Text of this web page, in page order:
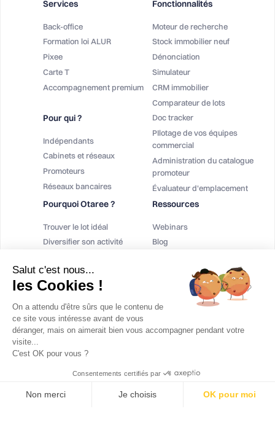
Services
Back-office
Formation loi ALUR
Pixee
Carte T
Accompagnement premium
Pour qui ?
Indépendants
Cabinets et réseaux
Promoteurs
Réseaux bancaires
Fonctionnalités
Moteur de recherche
Stock immobilier neuf
Dénonciation
Simulateur
CRM immobilier
Comparateur de lots
Doc tracker
PIlotage de vos équipes
commercial
Administration du catalogue
promoteur
Évaluateur d'emplacement
Pourquoi Otaree ?
Trouver le lot idéal
Diversifier son activité
Ressources
Webinars
Blog
FAQ Logiciel Immobilier Neuf
© 2023 Otaree, tous droits réservés
CGA Ekeenox
Salut c'est nous...
les Cookies !
On a attendu d'être sûrs que le contenu de
ce site vous intéresse avant de vous
déranger, mais on aimerait bien vous accompagner pendant votre
visite...
C'est OK pour vous ?
Consentements certifiés par
Non merci Je choisis
OK pour moi